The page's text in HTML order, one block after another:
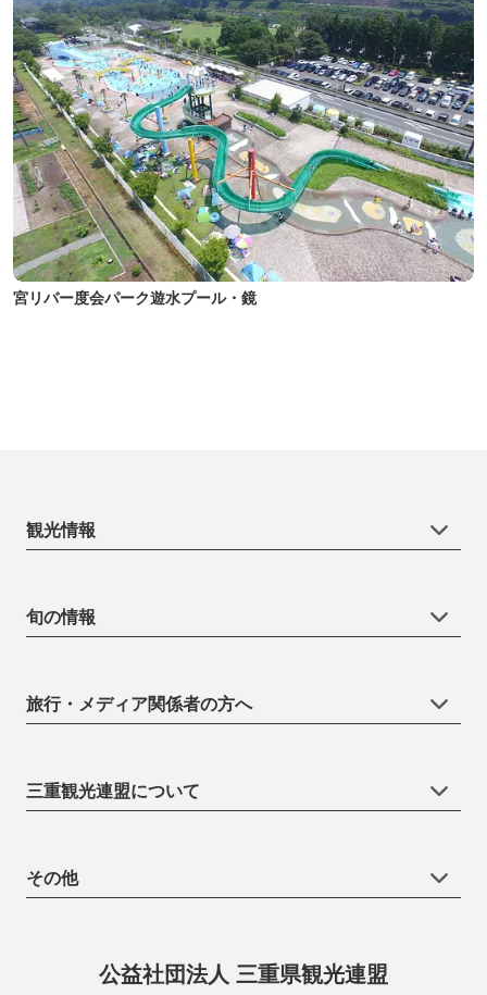
宮リバー度会パーク遊水プール・鏡
観光情報
旬の情報
旅行・メディア関係者の方へ
三重観光連盟について
その他
公益社団法人 三重県観光連盟